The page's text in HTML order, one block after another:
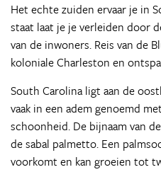
Het echte zuiden ervaar je in
staat laat je je verleiden door
van de inwoners. Reis van de
koloniale Charleston en
South Carolina ligt aan de
vaak in een adem genoemd
schoonheid. De bijnaam van
de sabal palmetto. Een
voorkomt en kan groeien tot